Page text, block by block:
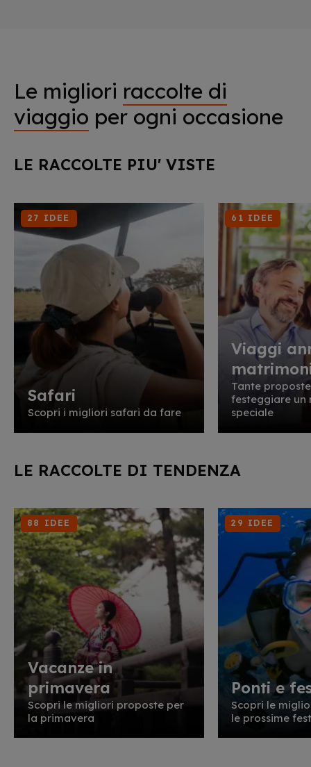
Le migliori raccolte di
viaggio per ogni occasione
LE RACCOLTE PIU' VISTE
27 IDEE
Safari
Scopri i migliori safari da fare
61 IDEE
Viaggi
Tante
festeggiare un
speciale
LE RACCOLTE DI TENDENZA
88 IDEE
Vacanze in
primavera
Scopri le migliori proposte per
la primavera
29 IDEE
Ponti e
Scopri le
le prossime